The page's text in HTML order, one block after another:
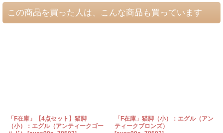
この商品を買った人は、こんな商品も買っています
「F在庫」【4点セット】猫脚
（小）：エグル（アンティークゴー
「F在庫」猫脚（小）：エグル（アン
ティークブロンズ）